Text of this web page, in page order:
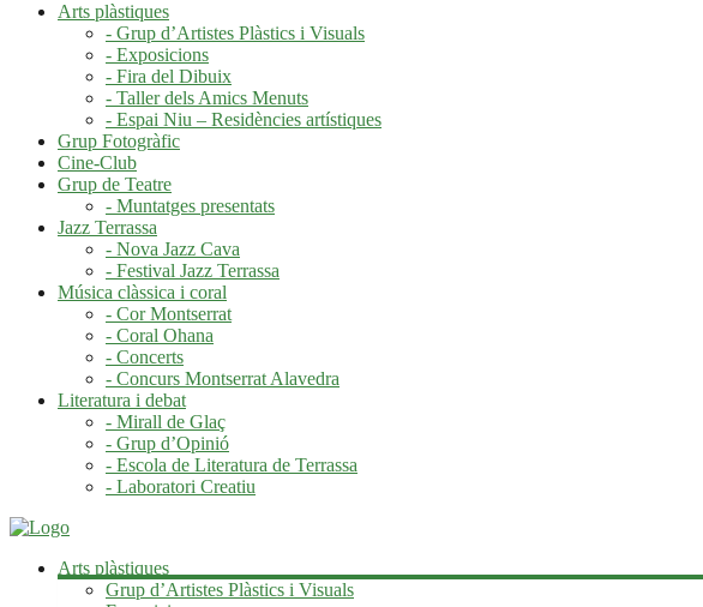
Arts plàstiques
- Grup d’Artistes Plàstics i Visuals
- Exposicions
- Fira del Dibuix
- Taller dels Amics Menuts
- Espai Niu – Residències artístiques
Grup Fotogràfic
Cine-Club
Grup de Teatre
- Muntatges presentats
Jazz Terrassa
- Nova Jazz Cava
- Festival Jazz Terrassa
Música clàssica i coral
- Cor Montserrat
- Coral Ohana
- Concerts
- Concurs Montserrat Alavedra
Literatura i debat
- Mirall de Glaç
- Grup d’Opinió
- Escola de Literatura de Terrassa
- Laboratori Creatiu
Arts plàstiques
Grup d’Artistes Plàstics i Visuals